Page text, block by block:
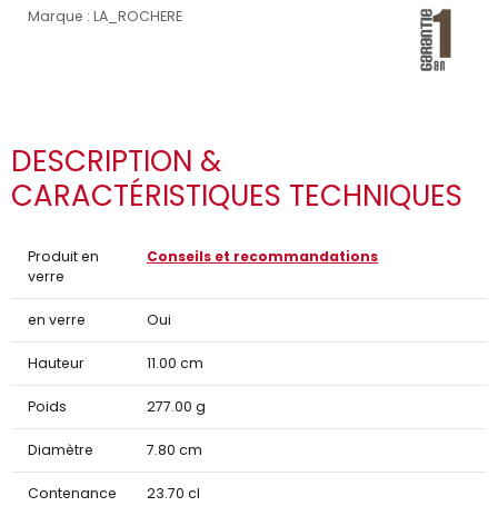
Marque : LA_ROCHERE
DESCRIPTION &
CARACTÉRISTIQUES TECHNIQUES
Produit en
verre
Conseils et recommandations
en verre Oui
Hauteur 11.00 cm
Poids 277.00 g
Diamètre 7.80 cm
Contenance 23.70 cl